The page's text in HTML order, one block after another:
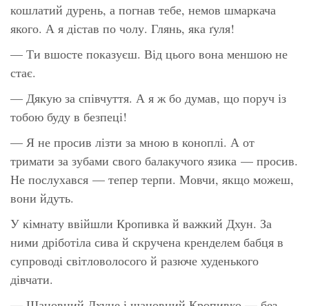
кошлатий дурень, а погнав тебе, немов шмаркача
якого. А я дістав по чолу. Глянь, яка ґуля!
— Ти вшосте показуєш. Від цього вона меншою не
стає.
— Дякую за співчуття. А я ж бо думав, що поруч із
тобою буду в безпеці!
— Я не просив лізти за мною в коноплі. А от
тримати за зубами свого балакучого язика — просив.
Не послухався — тепер терпи. Мовчи, якщо можеш,
вони йдуть.
У кімнату ввійшли Кропивка й важкий Дхун. За
ними дріботіла сива й скручена кренделем бабця в
супроводі світловолосого й разюче худенького
дівчати.